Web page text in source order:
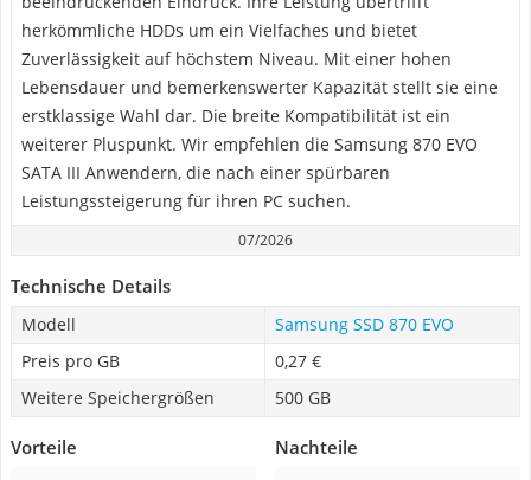
herkömmliche HDDs um ein Vielfaches und bietet
Zuverlässigkeit auf höchstem Niveau. Mit einer hohen
Lebensdauer und bemerkenswerter Kapazität stellt sie eine
erstklassige Wahl dar. Die breite Kompatibilität ist ein
weiterer Pluspunkt. Wir empfehlen die Samsung 870 EVO
SATA III Anwendern, die nach einer spürbaren
Leistungssteigerung für ihren PC suchen.
07/2026
Technische Details
Modell
Samsung SSD 870 EVO
Preis pro GB
0,27 €
Weitere Speichergrößen
500 GB
Vorteile Nachteile